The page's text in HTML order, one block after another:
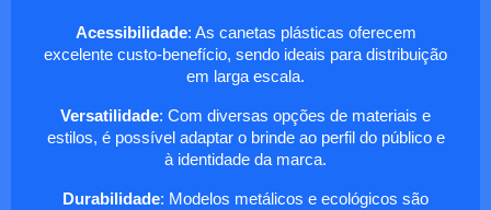
Acessibilidade: As canetas plásticas oferecem
excelente custo-benefício, sendo ideais para distribuição
em larga escala.
Versatilidade: Com diversas opções de materiais e
estilos, é possível adaptar o brinde ao perfil do público e
à identidade da marca.
Durabilidade: Modelos metálicos e ecológicos são